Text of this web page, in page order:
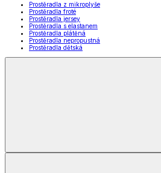
Prostěradla z mikroplyše
Prostěradla froté
Prostěradla jersey
Prostěradla s elastanem
Prostěradla plátěná
Prostěradla nepropustná
Prostěradla dětská